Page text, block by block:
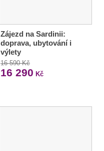
Zájezd na Sardinii:
doprava, ubytování i
výlety
16 590 Kč
16 290 Kč